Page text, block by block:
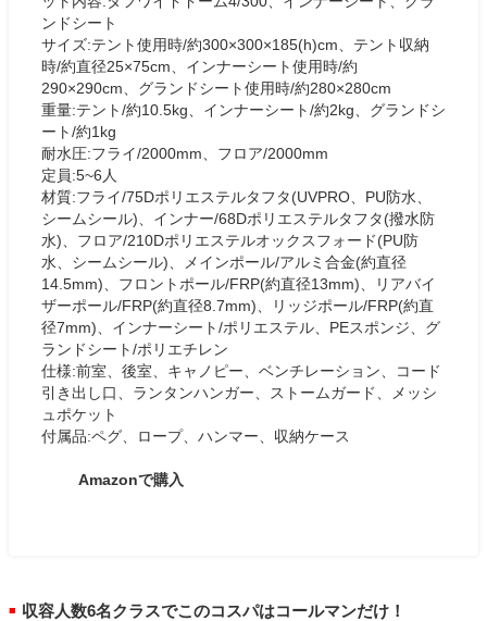
ンドシート
サイズ:テント使用時/約300×300×185(h)cm、テント収納
時/約直径25×75cm、インナーシート使用時/約
290×290cm、グランドシート使用時/約280×280cm
重量:テント/約10.5kg、インナーシート/約2kg、グランドシ
ート/約1kg
耐水圧:フライ/2000mm、フロア/2000mm
定員:5~6人
材質:フライ/75Dポリエステルタフタ(UVPRO、PU防水、
シームシール)、インナー/68Dポリエステルタフタ(撥水防
水)、フロア/210Dポリエステルオックスフォード(PU防
水、シームシール)、メインポール/アルミ合金(約直径
14.5mm)、フロントポール/FRP(約直径13mm)、リアバイ
ザーポール/FRP(約直径8.7mm)、リッジポール/FRP(約直
径7mm)、インナーシート/ポリエステル、PEスポンジ、グ
ランドシート/ポリエチレン
仕様:前室、後室、キャノピー、ベンチレーション、コード
引き出し口、ランタンハンガー、ストームガード、メッシ
ュポケット
付属品:ペグ、ロープ、ハンマー、収納ケース
Amazonで購入
■ 収容人数6名クラスでこのコスパはコールマンだけ！